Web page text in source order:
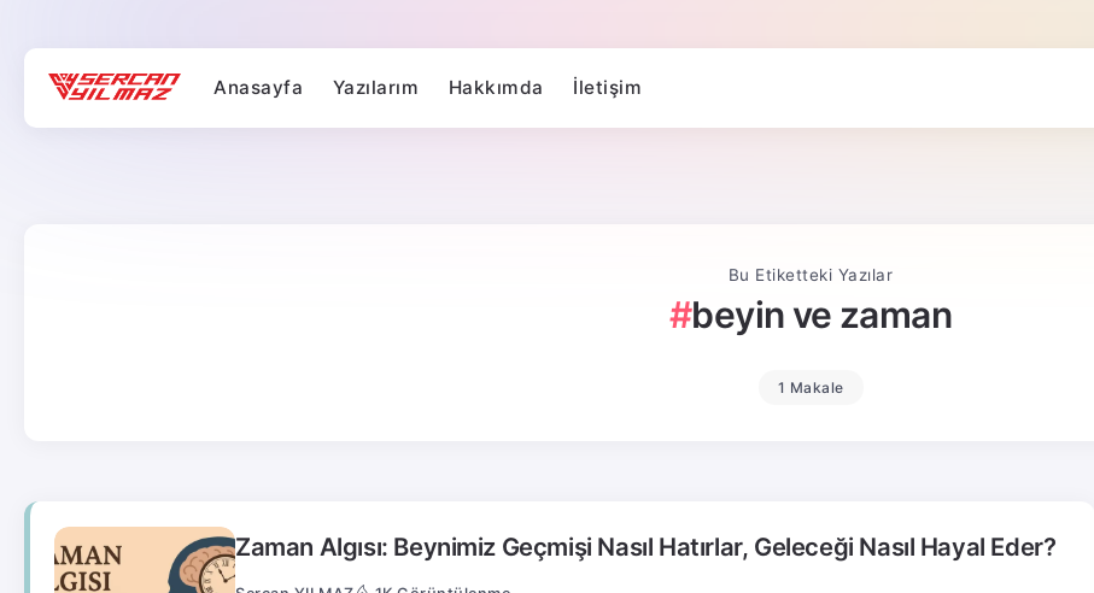
Anasayfa Yazılarım Hakkımda İletişim
Bu Etiketteki Yazılar
beyin ve zaman
1 Makale
Zaman Algısı: Beynimiz Geçmişi Nasıl Hatırlar, Geleceği Nasıl Hayal Eder?